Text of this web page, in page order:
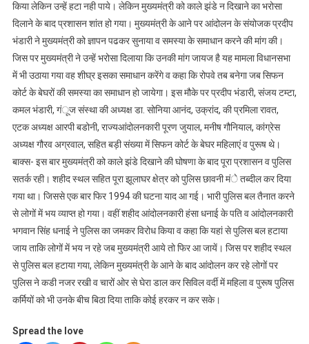
किया लेकिन उन्हें हटा नही पाये। लेकिन मुख्यमंत्री को काले झंडे न दिखाने का भरोसा
दिलाने के बाद प्रशासन शांत हो गया। मुख्यमंत्री के आने पर आंदोलन के संयोजक प्रदीप
भंडारी ने मुख्यमंत्री को ज्ञापन पढकर सुनाया व समस्या के समाधान करने की मांग की।
जिस पर मुख्यमंत्री ने उन्हें भरोसा दिलाया कि उनकी मांग जायज है यह मामला विधानसभा
में भी उठाया गया वह शीघ्र इसका समाधान करेंगे व कहा कि रोपवे तब बनेगा जब सिफन
कोर्ट के बेघरों की समस्या का समाधान हो जायेगा। इस मौके पर प्रदीप भंडारी, संजय टम्टा,
कमल भंडारी, गंूज संस्था की अध्यक्ष डा. सोनिया आनंद, उक्रांद, की प्रमिला रावत,
एटक अध्यक्ष आरपी बडोनी, राज्यआंदोलनकारी पूरण जुयाल, मनीष गौनियाल, कांग्रेस
अध्यक्ष गौरव अग्रवाल, सहित बड़ी संख्या में सिफन कोर्ट के बेघर महिलाएं व पुरूष थे।
बाक्स- इस बार मुख्यमंत्री को काले झंडे दिखाने की घोषणा के बाद पूरा प्रशासन व पुलिस
सतर्क रही। शहीद स्थल सहित पूरा झूलाघर क्षेत्र को पुलिस छावनी मंे तब्दील कर दिया
गया था। जिससे एक बार फिर 1994 की घटना याद आ गई। भारी पुलिस बल तैनात करने
से लोगों में भय व्याप्त हो गया। वहीं शहीद आंदोलनकारी हंसा धनाई के पति व आंदोलनकारी
भगवान सिंह धनाई ने पुलिस का जमकर विरोध किया व कहा कि यहां से पुलिस बल हटाया
जाय ताकि लोगों में भय न रहे जब मुख्यमंत्री आये तो फिर आ जायें। जिस पर शहीद स्थल
से पुलिस बल हटाया गया, लेकिन मुख्यमंत्री के आने के बाद आंदोलन कर रहे लोगों पर
पुलिस ने कडी नजर रखी व चारों ओर से घेरा डाल कर सिविल वर्दी में महिला व पुरूष पुलिस
कर्मियों को भी उनके बीच बिठा दिया ताकि कोई हरकर न कर सके।
Spread the love